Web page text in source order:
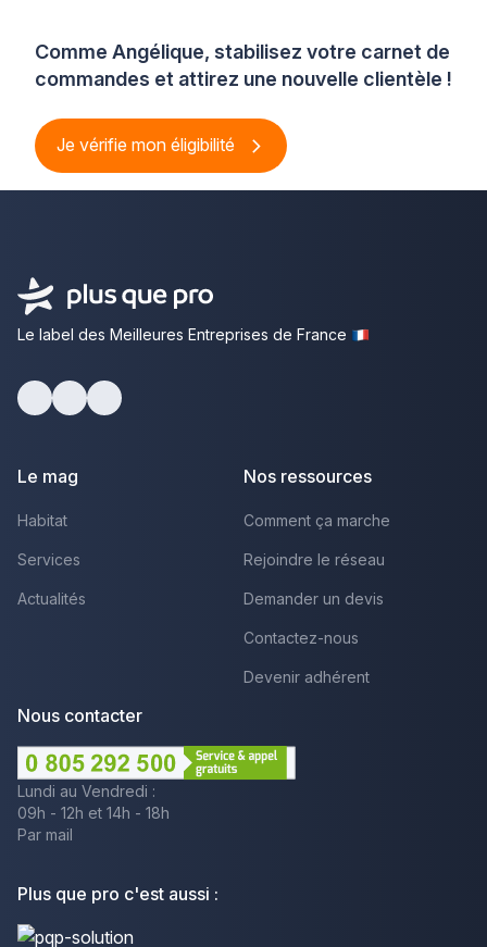
Comme Angélique, stabilisez votre carnet de
commandes et attirez une nouvelle clientèle !
Je vérifie mon éligibilité
Le label des Meilleures Entreprises de France
Le mag
Habitat
Services
Actualités
Nos ressources
Comment ça marche
Rejoindre le réseau
Demander un devis
Contactez-nous
Devenir adhérent
Nous contacter
Lundi au Vendredi :
09h - 12h et 14h - 18h
Par mail
Plus que pro c'est aussi :